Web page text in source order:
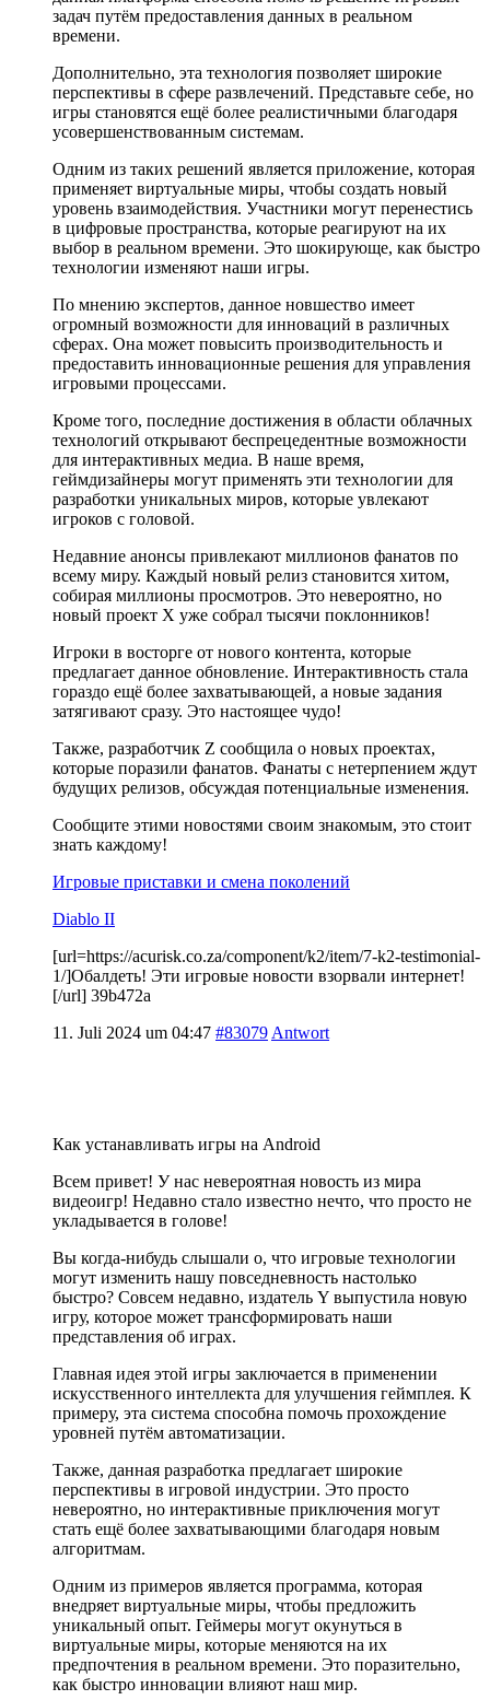
задач путём предоставления данных в реальном
времени.
Дополнительно, эта технология позволяет широкие
перспективы в сфере развлечений. Представьте себе, но
игры становятся ещё более реалистичными благодаря
усовершенствованным системам.
Одним из таких решений является приложение, которая
применяет виртуальные миры, чтобы создать новый
уровень взаимодействия. Участники могут перенестись
в цифровые пространства, которые реагируют на их
выбор в реальном времени. Это шокирующе, как быстро
технологии изменяют наши игры.
По мнению экспертов, данное новшество имеет
огромный возможности для инноваций в различных
сферах. Она может повысить производительность и
предоставить инновационные решения для управления
игровыми процессами.
Кроме того, последние достижения в области облачных
технологий открывают беспрецедентные возможности
для интерактивных медиа. В наше время,
геймдизайнеры могут применять эти технологии для
разработки уникальных миров, которые увлекают
игроков с головой.
Недавние анонсы привлекают миллионов фанатов по
всему миру. Каждый новый релиз становится хитом,
собирая миллионы просмотров. Это невероятно, но
новый проект X уже собрал тысячи поклонников!
Игроки в восторге от нового контента, которые
предлагает данное обновление. Интерактивность стала
гораздо ещё более захватывающей, а новые задания
затягивают сразу. Это настоящее чудо!
Также, разработчик Z сообщила о новых проектах,
которые поразили фанатов. Фанаты с нетерпением ждут
будущих релизов, обсуждая потенциальные изменения.
Сообщите этими новостями своим знакомым, это стоит
знать каждому!
Игровые приставки и смена поколений
Diablo II
[url=https://acurisk.co.za/component/k2/item/7-k2-testimonial-
1/]Обалдеть! Эти игровые новости взорвали интернет!
[/url] 39b472a
11. Juli 2024 um 04:47 #83079 Antwort
Как устанавливать игры на Android
Всем привет! У нас невероятная новость из мира
видеоигр! Недавно стало известно нечто, что просто не
укладывается в голове!
Вы когда-нибудь слышали о, что игровые технологии
могут изменить нашу повседневность настолько
быстро? Совсем недавно, издатель Y выпустила новую
игру, которое может трансформировать наши
представления об играх.
Главная идея этой игры заключается в применении
искусственного интеллекта для улучшения геймплея. К
примеру, эта система способна помочь прохождение
уровней путём автоматизации.
Также, данная разработка предлагает широкие
перспективы в игровой индустрии. Это просто
невероятно, но интерактивные приключения могут
стать ещё более захватывающими благодаря новым
алгоритмам.
Одним из примеров является программа, которая
внедряет виртуальные миры, чтобы предложить
уникальный опыт. Геймеры могут окунуться в
виртуальные миры, которые меняются на их
предпочтения в реальном времени. Это поразительно,
как быстро инновации влияют наш мир.